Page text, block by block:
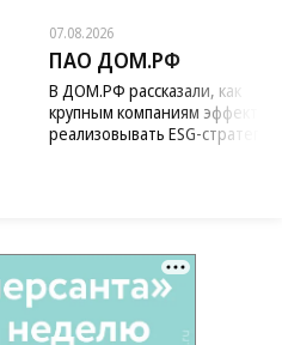
07.08.2026
ПАО ДОМ.РФ
В ДОМ.РФ рассказали, как
крупным компаниям
реализовывать ESG-стратегию